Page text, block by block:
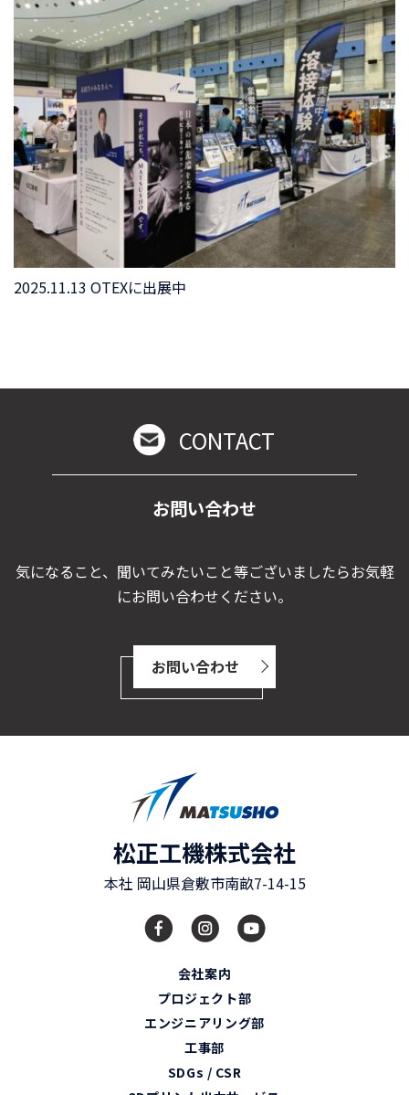
2025.11.13 OTEXに出展中
CONTACT
お問い合わせ
気になること、聞いてみたいこと等ございましたらお気軽
にお問い合わせください。
お問い合わせ
松正工機株式会社
本社 岡山県倉敷市南畝7-14-15
会社案内
プロジェクト部
エンジニアリング部
工事部
SDGs / CSR